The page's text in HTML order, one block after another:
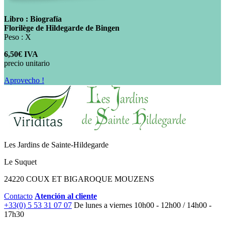
Libro : Biografía
Florilège de Hildegarde de Bingen
Peso : X
6,50€ IVA
precio unitario
Aprovecho !
Les Jardins de Sainte-Hildegarde
Le Suquet
24220 COUX ET BIGAROQUE MOUZENS
Contacto Atención al cliente
+33(0) 5 53 31 07 07 De lunes a viernes 10h00 - 12h00 / 14h00 -
17h30